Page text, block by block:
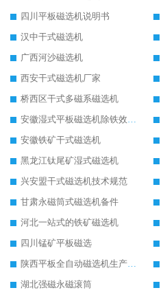
四川平板磁选机说明书
汉中干式磁选机
广西河沙磁选机
西安干式磁选机厂家
桥西区干式多磁系磁选机
安徽湿式平板磁选机除铁效果怎么样
安徽铁矿干式磁选机
黑龙江钛尾矿湿式磁选机
兴安盟干式磁选机技术规范
甘肃永磁筒式磁选机备件
河北一站式的铁矿磁选机
四川锰矿平板磁选
陕西平板全自动磁选机生产厂家
湖北强磁永磁滚筒